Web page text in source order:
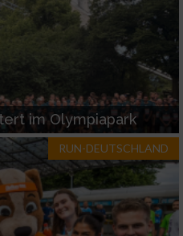
im Olympiapark
RUN-DEUTSCHLAND